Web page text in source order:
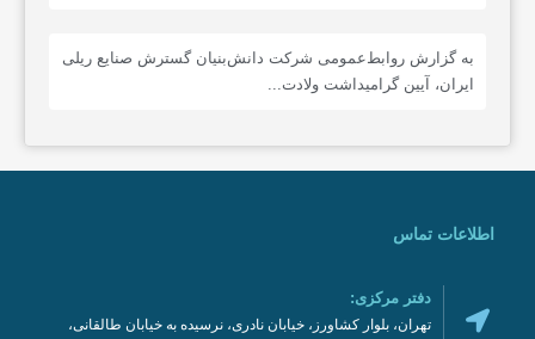
به گزارش روابط‌عمومی شرکت دانش‌بنیان گسترش صنایع ریلی
ایران، آیین گرامیداشت ولادت...
اطلاعات تماس
دفتر مرکزی:
تهران، بلوار کشاورز، خیابان نادری، نرسیده به خیابان طالقانی،